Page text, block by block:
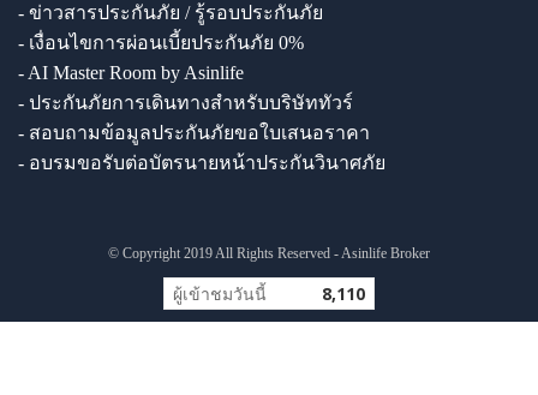
- ข่าวสารประกันภัย / รู้รอบประกันภัย
- เงื่อนไขการผ่อนเบี้ยประกันภัย 0%
- AI Master Room by Asinlife
- ประกันภัยการเดินทางสำหรับบริษัททัวร์
- สอบถามข้อมูลประกันภัยขอใบเสนอราคา
- อบรมขอรับต่อบัตรนายหน้าประกันวินาศภัย
© Copyright 2019 All Rights Reserved - Asinlife Broker
ผู้เข้าชมวันนี้ 8,110